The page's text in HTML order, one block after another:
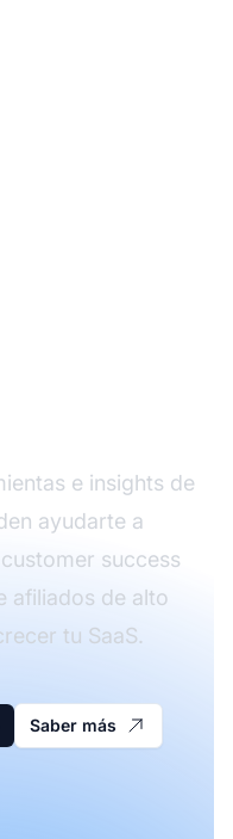
e insights de
ayudarte a
success
afiliados de alto
tu SaaS.
Saber más